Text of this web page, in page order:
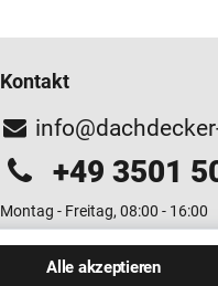
Kontakt
+49 3501
Montag - Freitag, 08:00 - 16:00
dem Mobilfunknetz ggf. abweichend
Alle akzeptieren